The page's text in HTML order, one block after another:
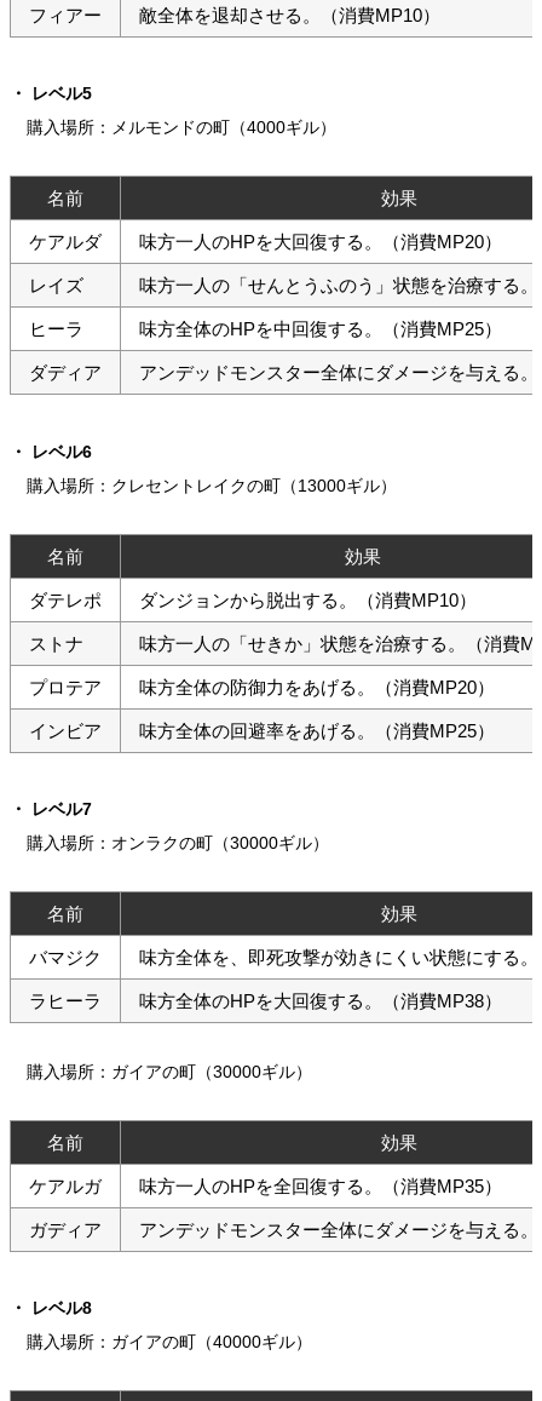
フィアー 敵全体を退却させる。（消費MP10）
レベル5
購入場所：メルモンドの町（4000ギル）
名前 効果
ケアルダ 味方一人のHPを大回復する。（消費MP20）
レイズ 味方一人の「せんとうふのう」状態を治療する
ヒーラ 味方全体のHPを中回復する。（消費MP25）
ダディア アンデッドモンスター全体にダメージを与える
レベル6
購入場所：クレセントレイクの町（13000ギル）
名前 効果
ダテレポ ダンジョンから脱出する。（消費MP10）
ストナ 味方一人の「せきか」状態を治療する。（消費
プロテア 味方全体の防御力をあげる。（消費MP20）
インビア 味方全体の回避率をあげる。（消費MP25）
レベル7
購入場所：オンラクの町（30000ギル）
名前 効果
バマジク 味方全体を、即死攻撃が効きにくい状態にする
ラヒーラ 味方全体のHPを大回復する。（消費MP38）
購入場所：ガイアの町（30000ギル）
名前 効果
ケアルガ 味方一人のHPを全回復する。（消費MP35）
ガディア アンデッドモンスター全体にダメージを与える
レベル8
購入場所：ガイアの町（40000ギル）